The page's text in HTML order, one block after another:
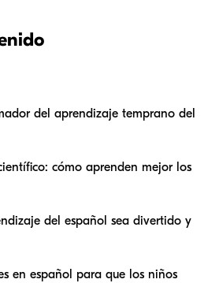
del aprendizaje temprano del
cómo aprenden mejor los
del español sea divertido y
en español para que los niños